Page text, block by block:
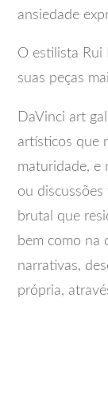
ansiedade
O estilista Rui
suas peças
DaVinci art
artísticos que
maturidade, e
ou
brutal que
bem como na
narrativas,
própria,